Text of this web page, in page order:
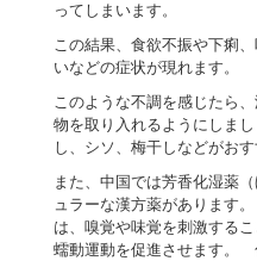
ってしまいます。
この結果、食欲不振や下痢
いなどの症状が現れます。
このような不調を感じたら
物を取り入れるようにしま
し、シソ、梅干しなどがおす
また、中国では芳香化湿薬
ュラーな漢方薬があります
は、嗅覚や味覚を刺激する
蠕動運動を促進させます。